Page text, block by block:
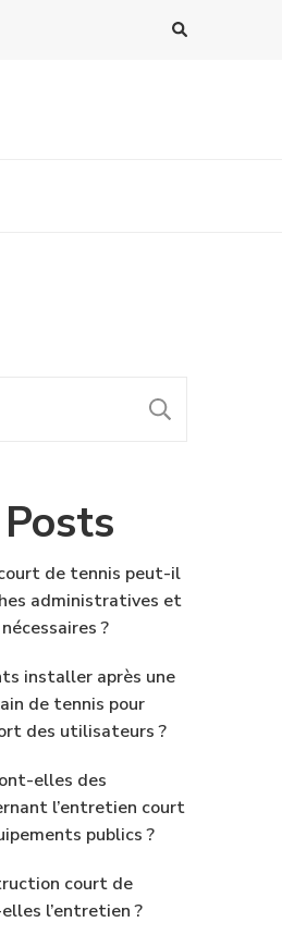
de tennis peut-il
administratives et
?
installer après une
de tennis pour
des utilisateurs ?
elles des
l’entretien court
publics ?
court de
l’entretien ?